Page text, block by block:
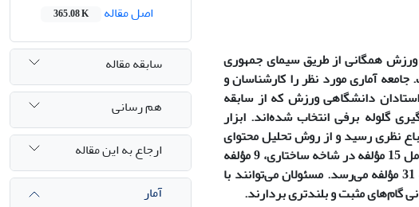
همگانی از طریق سیمای جمهوری
آماری مورد نظر را کارشناسان و
دانشگاهی ورزش که از سابقه
گلوله برفی انتخاب شده‌اند. ابزار
نظری رسید و از روش تحلیل محتوای
کیفی برای تجزیه‌وتحلیل داده‌ها استفاده کرده است. یافته‌های پژوهش شامل 15 مؤلفه در شاخه ساختاری، 9 مؤلفه
در شاخه زمینه‌ای و 7 مؤلفه در شاخه محتوایی بوده است که درمجموع به 31 مؤلفه می‌رسد. مسئولان می‌توانند با
گام‌های مثبت و بلندتری بردارند.
اصل مقاله
365.08 K
سابقه مقاله
هم رسانی
ارجاع به این مقاله
آمار